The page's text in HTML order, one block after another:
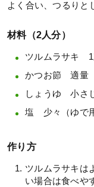
よく合い、つるりと
材料（2人分）
ツルムラサキ 1
かつお節 適量
しょうゆ 小さ
塩 少々（ゆで
作り方
ツルムラサキは
い場合は食べや